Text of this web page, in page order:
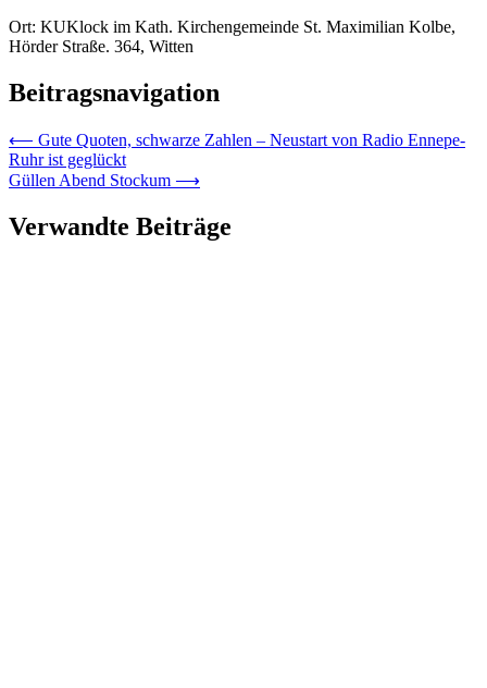
Ort: KUKlock im Kath. Kirchengemeinde St. Maximilian Kolbe,
Hörder Straße. 364, Witten
Beitragsnavigation
⟵ Gute Quoten, schwarze Zahlen – Neustart von Radio Ennepe-
Ruhr ist geglückt
Güllen Abend Stockum ⟶
Verwandte Beiträge